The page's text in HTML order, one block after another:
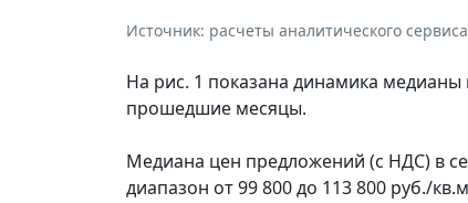
Источник: расчеты аналитического
На рис. 1 показана динамика
прошедшие месяцы.
Медиана цен предложений (с НДС) в
диапазон от 99 800 до 113 800 руб./